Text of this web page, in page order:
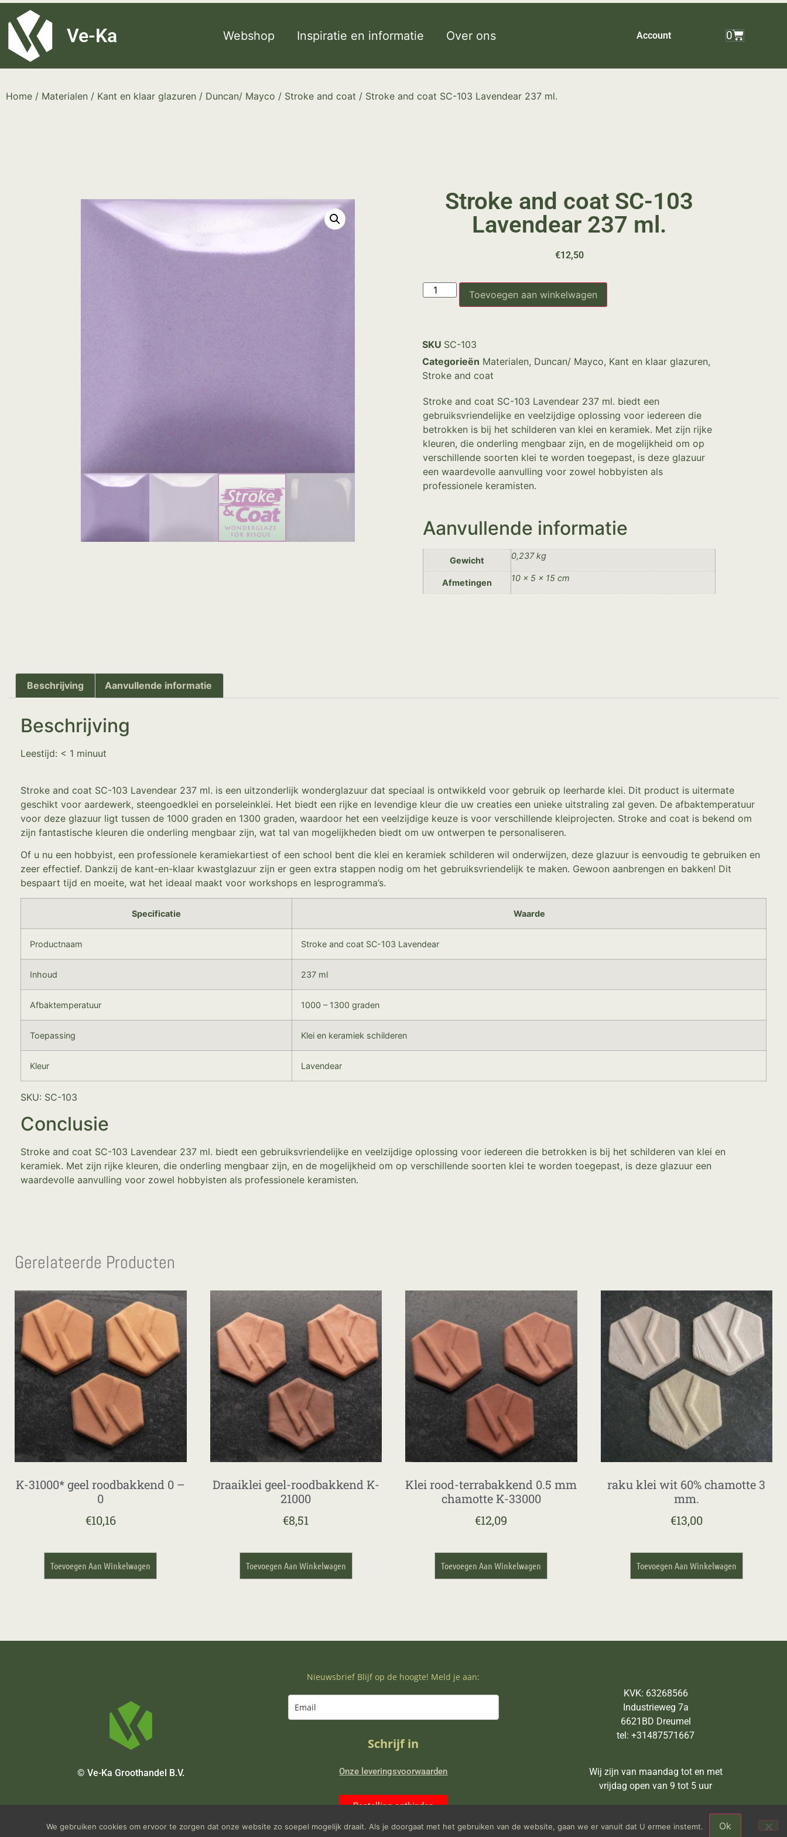
G-8P7N3X5BJ9
Ve-Ka Webshop Inspiratie en informatie Over ons Account 0
Home / Materialen / Kant en klaar glazuren / Duncan/ Mayco / Stroke and coat / Stroke and coat SC-103 Lavendear 237 ml.
Stroke and coat SC-103
Lavendear 237 ml.
€12,50
Toevoegen aan winkelwagen
SKU SC-103
Categorieën Materialen, Duncan/ Mayco, Kant en klaar glazuren,
Stroke and coat
Stroke and coat SC-103 Lavendear 237 ml. biedt een
gebruiksvriendelijke en veelzijdige oplossing voor iedereen die
betrokken is bij het schilderen van klei en keramiek. Met zijn rijke
kleuren, die onderling mengbaar zijn, en de mogelijkheid om op
verschillende soorten klei te worden toegepast, is deze glazuur
een waardevolle aanvulling voor zowel hobbyisten als
professionele keramisten.
Aanvullende informatie
Gewicht 0,237 kg
Afmetingen 10 × 5 × 15 cm
Beschrijving Aanvullende informatie
Beschrijving
Leestijd: < 1 minuut
Stroke and coat SC-103 Lavendear 237 ml. is een uitzonderlijk wonderglazuur dat speciaal is ontwikkeld voor gebruik op leerharde klei. Dit product is uitermate
geschikt voor aardewerk, steengoedklei en porseleinklei. Het biedt een rijke en levendige kleur die uw creaties een unieke uitstraling zal geven. De afbaktemperatuur
voor deze glazuur ligt tussen de 1000 graden en 1300 graden, waardoor het een veelzijdige keuze is voor verschillende kleiprojecten. Stroke and coat is bekend om
zijn fantastische kleuren die onderling mengbaar zijn, wat tal van mogelijkheden biedt om uw ontwerpen te personaliseren.
Of u nu een hobbyist, een professionele keramiekartiest of een school bent die klei en keramiek schilderen wil onderwijzen, deze glazuur is eenvoudig te gebruiken en
zeer effectief. Dankzij de kant-en-klaar kwastglazuur zijn er geen extra stappen nodig om het gebruiksvriendelijk te maken. Gewoon aanbrengen en bakken! Dit
bespaart tijd en moeite, wat het ideaal maakt voor workshops en lesprogramma’s.
Specificatie Waarde
Productnaam Stroke and coat SC-103 Lavendear
Inhoud 237 ml
Afbaktemperatuur 1000 – 1300 graden
Toepassing Klei en keramiek schilderen
Kleur Lavendear
SKU: SC-103
Conclusie
Stroke and coat SC-103 Lavendear 237 ml. biedt een gebruiksvriendelijke en veelzijdige oplossing voor iedereen die betrokken is bij het schilderen van klei en
keramiek. Met zijn rijke kleuren, die onderling mengbaar zijn, en de mogelijkheid om op verschillende soorten klei te worden toegepast, is deze glazuur een
waardevolle aanvulling voor zowel hobbyisten als professionele keramisten.
Gerelateerde Producten
K-31000* geel roodbakkend 0 –
0
€10,16
Toevoegen Aan Winkelwagen
Draaiklei geel-roodbakkend K-
21000
€8,51
Toevoegen Aan Winkelwagen
Klei rood-terrabakkend 0.5 mm
chamotte K-33000
€12,09
Toevoegen Aan Winkelwagen
raku klei wit 60% chamotte 3
mm.
€13,00
Toevoegen Aan Winkelwagen
© Ve-Ka Groothandel B.V.
Nieuwsbrief Blijf op de hoogte! Meld je aan:
Schrijf in
Onze leveringsvoorwaarden
Bestelling ontbinden
KVK: 63268566
Industrieweg 7a
6621BD Dreumel
tel: +31487571667
Wij zijn van maandag tot en met
vrijdag open van 9 tot 5 uur
We gebruiken cookies om ervoor te zorgen dat onze website zo soepel mogelijk draait. Als je doorgaat met het gebruiken van de website, gaan we er vanuit dat U ermee instemt. Ok